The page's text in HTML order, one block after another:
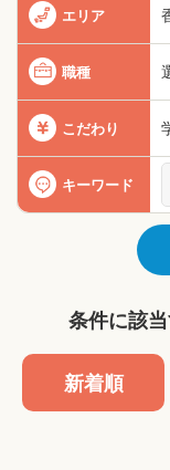
エリア
職種
こだわり
キーワード
条件に該
新着順